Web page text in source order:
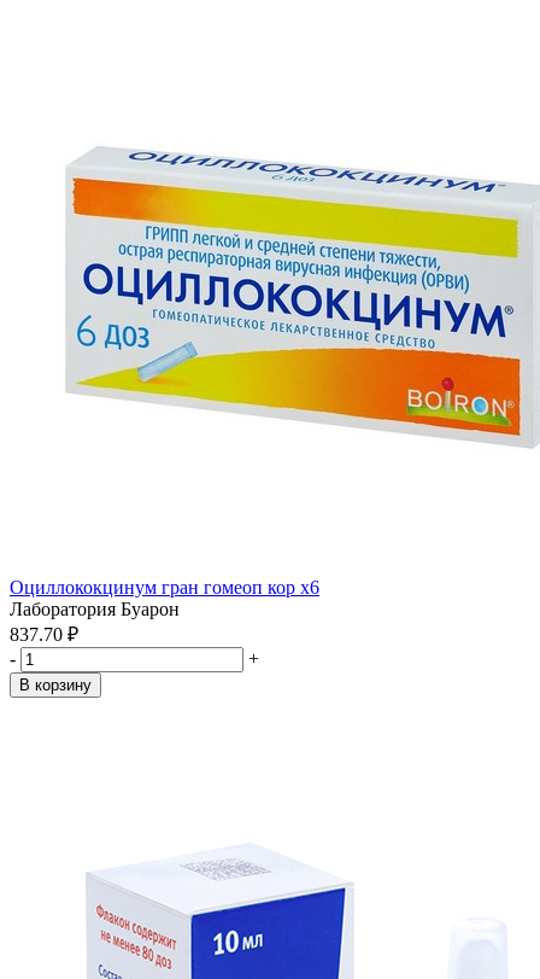
Оциллококцинум гран гомеоп кор x6
Лаборатория Буарон
837.70 ₽
-
+
В корзину